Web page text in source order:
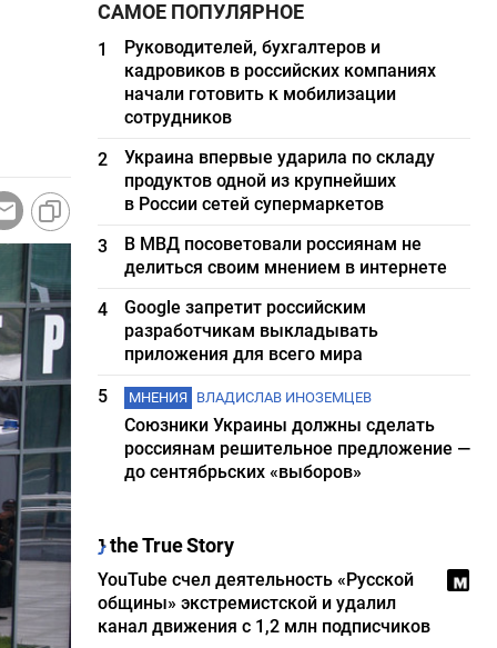
САМОЕ ПОПУЛЯРНОЕ
1
Руководителей, бухгалтеров и
кадровиков в российских компаниях
начали готовить к мобилизации
сотрудников
2
Украина впервые ударила по складу
продуктов одной из крупнейших
в России сетей супермаркетов
3
В МВД посоветовали россиянам не
делиться своим мнением в интернете
4
Google запретит российским
разработчикам выкладывать
приложения для всего мира
5
МНЕНИЯ ВЛАДИСЛАВ ИНОЗЕМЦЕВ
Союзники Украины должны сделать
россиянам решительное предложение —
до сентябрьских «выборов»